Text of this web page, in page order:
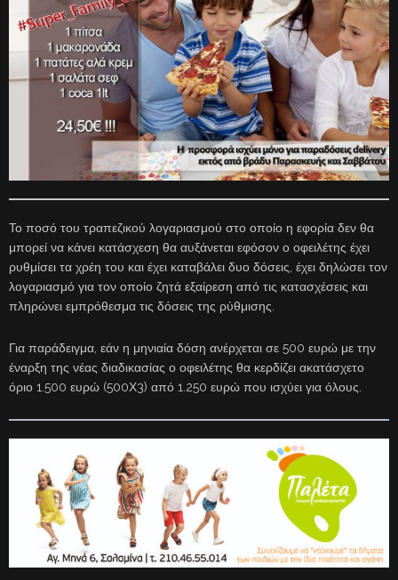
Το ποσό του τραπεζικού λογαριασμού στο οποίο η εφορία δεν θα
μπορεί να κάνει κατάσχεση θα αυξάνεται εφόσον ο οφειλέτης έχει
ρυθμίσει τα χρέη του και έχει καταβάλει δυο δόσεις, έχει δηλώσει τον
λογαριασμό για τον οποίο ζητά εξαίρεση από τις κατασχέσεις και
πληρώνει εμπρόθεσμα τις δόσεις της ρύθμισης.
Για παράδειγμα, εάν η μηνιαία δόση ανέρχεται σε 500 ευρώ με την
έναρξη της νέας διαδικασίας ο οφειλέτης θα κερδίζει ακατάσχετο
όριο 1.500 ευρώ (500Χ3) από 1.250 ευρώ που ισχύει για όλους.